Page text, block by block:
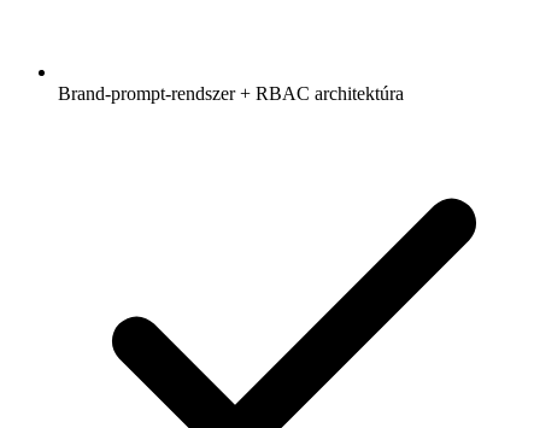
Brand-prompt-rendszer + RBAC architektúra